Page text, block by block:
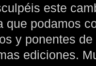
este
que podamos
y ponentes
ediciones.